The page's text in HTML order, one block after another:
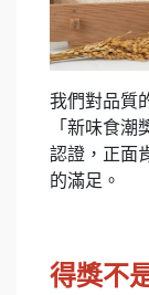
我們對品質
「新味食
認證，正面
的滿足。
得獎不